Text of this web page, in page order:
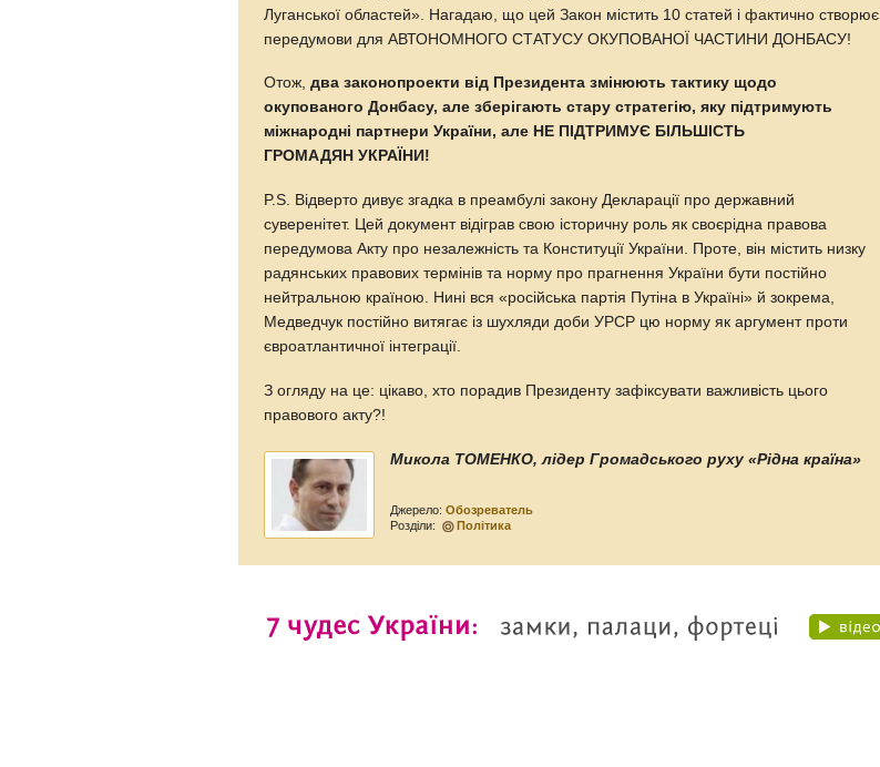
Луганської областей». Нагадаю, що цей Закон містить 10 статей і фактично створює
передумови для АВТОНОМНОГО СТАТУСУ ОКУПОВАНОЇ ЧАСТИНИ ДОНБАСУ!
Отож,два законопроекти від Президента змінюють тактику щодо
окупованого Донбасу, але зберігають стару стратегію, яку підтримують
міжнародні партнери України, але НЕ ПІДТРИМУЄ БІЛЬШІСТЬ
ГРОМАДЯН УКРАЇНИ!
P.S. Відверто дивує згадка в преамбулі закону Декларації про державний
суверенітет. Цей документ відіграв свою історичну роль як своєрідна правова
передумова Акту про незалежність та Конституції України. Проте, він містить низку
радянських правових термінів та норму про прагнення України бути постійно
нейтральною країною. Нині вся «російська партія Путіна в Україні» й зокрема,
Медведчук постійно витягає із шухляди доби УРСР цю норму як аргумент проти
євроатлантичної інтеграції.
З огляду на це: цікаво, хто порадив Президенту зафіксувати важливість цього
правового акту?!
Микола ТОМЕНКО, лідер Громадського руху «Рідна країна»
Джерело:Обозреватель
Розділи:
Політика